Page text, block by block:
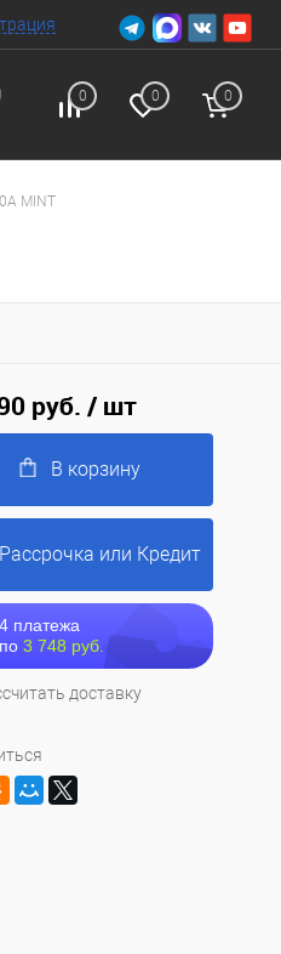
0 0 0
MINT
руб. / шт
В корзину
Рассрочка или Кредит
4 платежа
по 3 748 руб.
доставку